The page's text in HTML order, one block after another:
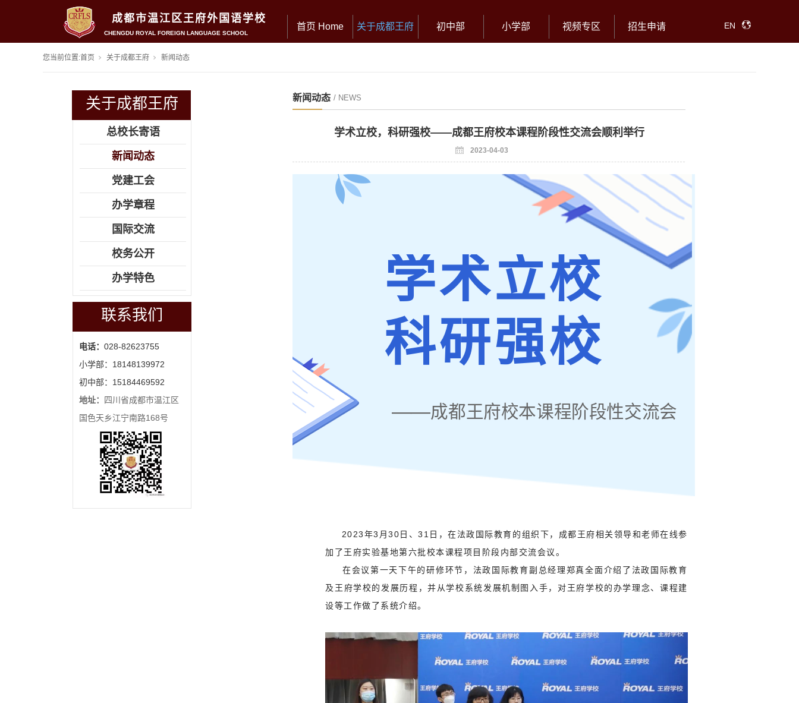
成都市温江区王府外国语学校
CHENGDU ROYAL FOREIGN LANGUAGE SCHOOL
首页 Home 关于成都王府 初中部 小学部 视频专区 招生申请 EN
您当前位置:首页 关于成都王府 新闻动态
关于成都王府
总校长寄语
新闻动态
党建工会
办学章程
国际交流
校务公开
办学特色
联系我们
电话： 028-82623755
小学部：18148139972
初中部：15184469592
地址：
四川省成都市温江区
国色天乡江宁南路168号
新闻动态 / NEWS
学术立校，科研强校——成都王府校本课程阶段性交流会顺利举行
2023-04-03
学术立校
科研强校
——成都王府校本课程阶段性交流会
2023年3月30日、31日，在法政国际教育的组织下，成都王府相关领导和老师在线参
加了王府实验基地第六批校本课程项目阶段内部交流会议。
在会议第一天下午的研修环节，法政国际教育副总经理郑真全面介绍了法政国际教育
及王府学校的发展历程，并从学校系统发展机制图入手，对王府学校的办学理念、课程建
设等工作做了系统介绍。